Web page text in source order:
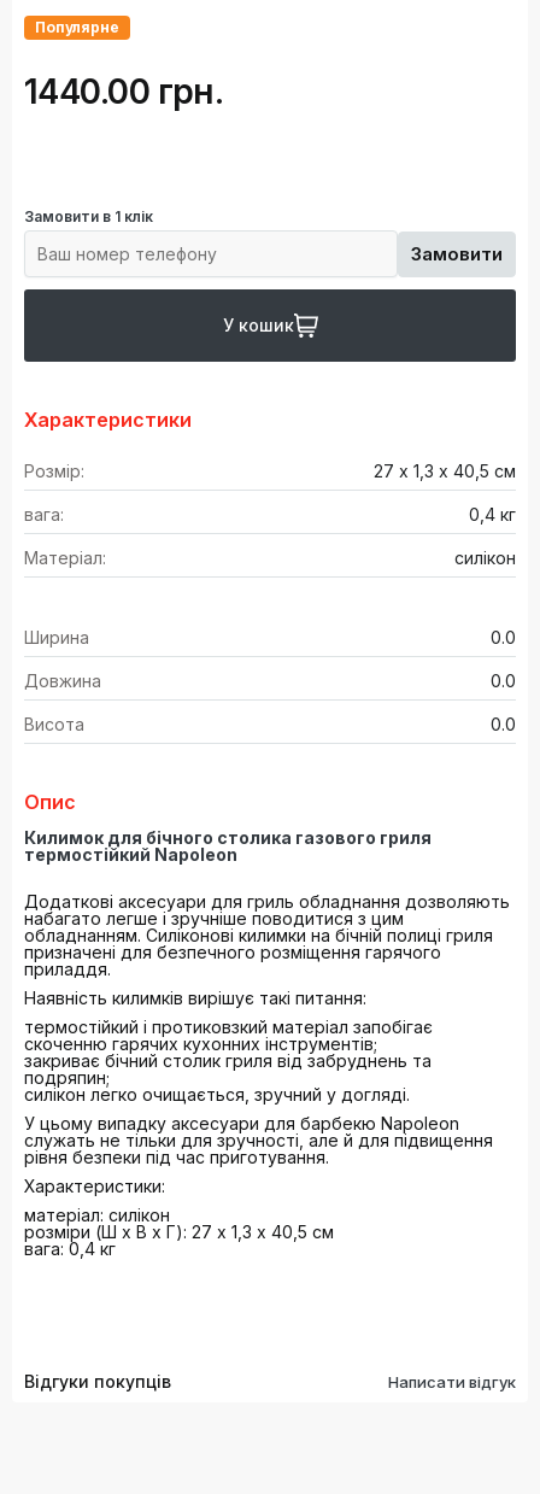
Популярне
1440.00 грн.
Замовити в 1 клік
Замовити
У кошик
Характеристики
Розмір: 27 х 1,3 х 40,5 см
вага: 0,4 кг
Матеріал: силікон
Ширина 0.0
Довжина 0.0
Висота 0.0
Опис
Килимок для бічного столика газового гриля
термостійкий Napoleon
Додаткові аксесуари для гриль обладнання дозволяють
набагато легше і зручніше поводитися з цим
обладнанням. Силіконові килимки на бічній полиці гриля
призначені для безпечного розміщення гарячого
приладдя.
Наявність килимків вирішує такі питання:
термостійкий і протиковзкий матеріал запобігає
скоченню гарячих кухонних інструментів;
закриває бічний столик гриля від забруднень та
подряпин;
силікон легко очищається, зручний у догляді.
У цьому випадку аксесуари для барбекю Napoleon
служать не тільки для зручності, але й для підвищення
рівня безпеки під час приготування.
Характеристики:
матеріал: силікон
розміри (Ш х В х Г): 27 х 1,3 х 40,5 см
вага: 0,4 кг
Відгуки покупців Написати відгук